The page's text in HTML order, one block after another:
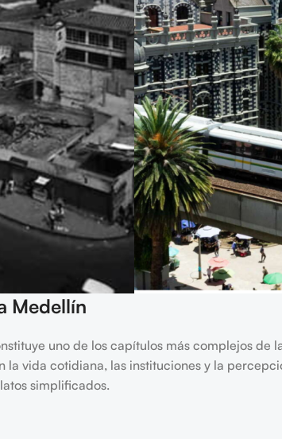
Medellín
uno de los capítulos más complejos de
vida cotidiana, las instituciones y la
simplificados.